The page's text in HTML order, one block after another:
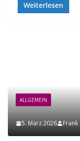
Weiterlesen
ALLGEMEIN
5. März 2026 Frank